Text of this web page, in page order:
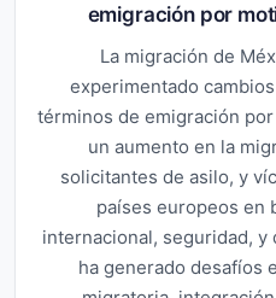
emigración por
La migración de
experimentado
términos de emigración
un aumento en la
solicitantes de asilo, y
países europeos en
internacional, seguridad, y
ha generado desafíos